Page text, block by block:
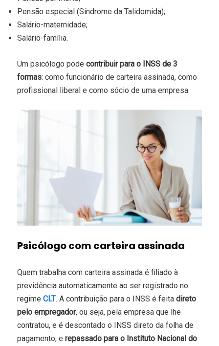
Pensão especial (Síndrome da Talidomida);
Salário-maternidade;
Salário-família.
Um psicólogo pode contribuir para o INSS de 3
formas: como funcionário de carteira assinada, como
profissional liberal e como sócio de uma empresa.
Psicólogo com carteira assinada
Quem trabalha com carteira assinada é filiado à
previdência automaticamente ao ser registrado no
regime CLT. A contribuição para o INSS é feita direto
pelo empregador, ou seja, pela empresa que lhe
contratou, e é descontado o INSS direto da folha de
pagamento, e repassado para o Instituto Nacional do